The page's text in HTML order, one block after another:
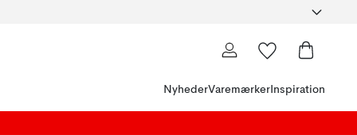
NyhederVaremærker Inspiration